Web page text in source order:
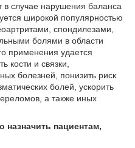
в случае нарушения баланса
широкой популярностью
спондилезами,
болями в области
применения удается
кости и связки,
болезней, понизить риск
болей, ускорить
а также иных
назначить пациентам,